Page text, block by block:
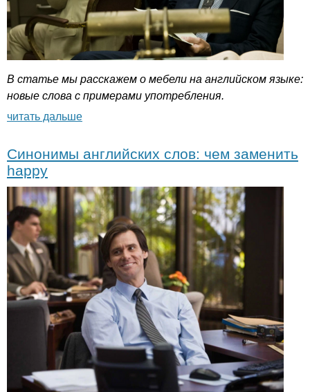
В статье мы расскажем о мебели на английском языке:
новые слова с примерами употребления.
читать дальше
Синонимы английских слов: чем заменить
happy